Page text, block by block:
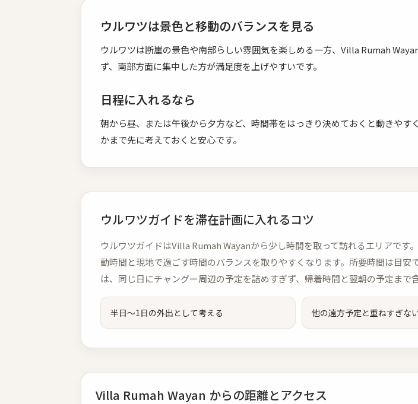
ウルワツは景色と移動のバランスを見る
ウルワツは断崖の景色や南部らしい雰囲気を楽しめる一方、Villa Rumah
ず、南部方面に集中した方が満足度を上げやすいです。
日程に入れるなら
朝から昼、または午後から夕方など、時間帯をはっきり決めておくと動きや
かまで先に考えておくと安心です。
ウルワツガイドを滞在計画に入れるコツ
ウルワツガイドはVilla Rumah Wayanから少し時間を取って訪れるエリアで
動時間と現地で過ごす時間のバランスを取りやすくなります。所要時間は目
は、同じ日にチャングー周辺の予定を詰めすぎず、帰着時間と翌朝の予定まで
半日〜1日の外出として考える 他の遠方予定と重ねすぎな
Villa Rumah Wayan からの距離とアクセス